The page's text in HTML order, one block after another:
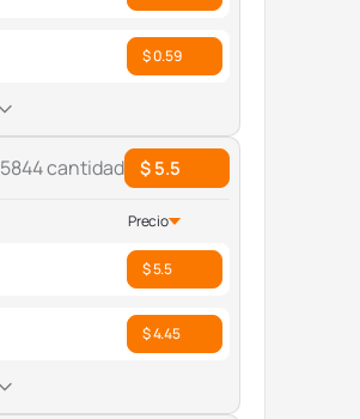
$ 0.59
5844 cantidad $ 5.5
Precio
$ 5.5
$ 4.45